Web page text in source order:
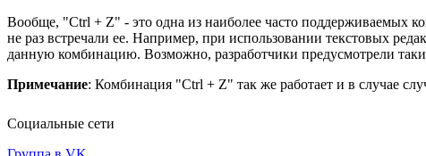
Вообще, "Ctrl + Z" - это одна из наиболее часто поддерживаемых
не раз встречали ее. Например, при использовании текстовых
данную комбинацию. Возможно, разработчики предусмотрели
Примечание: Комбинация "Ctrl + Z" так же работает и в случае
Социальные сети